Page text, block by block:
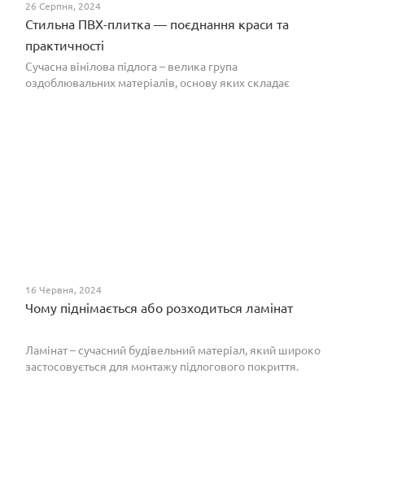
26 Серпня, 2024
Стильна ПВХ-плитка — поєднання краси та
практичності
Сучасна вінілова підлога – велика група
оздоблювальних матеріалів, основу яких складає
16 Червня, 2024
Чому піднімається або розходиться ламінат
Ламінат – сучасний будівельний матеріал, який широко
застосовується для монтажу підлогового покриття.